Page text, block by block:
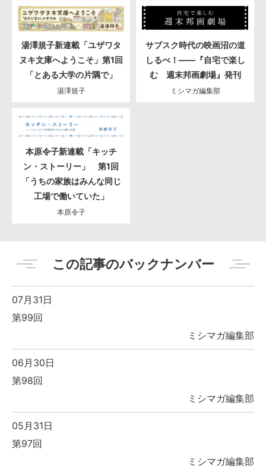
湯澤規子新連載「ユザワタ
ヌキ文庫へようこそ」第1回
「とある大学の片隅で」
湯澤規子
サブスク時代の映画沼の道
しるべ！――『自宅で楽し
む 週末邦画劇場』発刊
ミシマガ編集部
本原令子新連載「キッチ
ン・ストーリー」 第1回
「うちの家族はみんな同じ
工場で働いていた」
本原令子
この記事のバックナンバー
07月31日
第99回
ミシマガ編集部
06月30日
第98回
ミシマガ編集部
05月31日
第97回
ミシマガ編集部